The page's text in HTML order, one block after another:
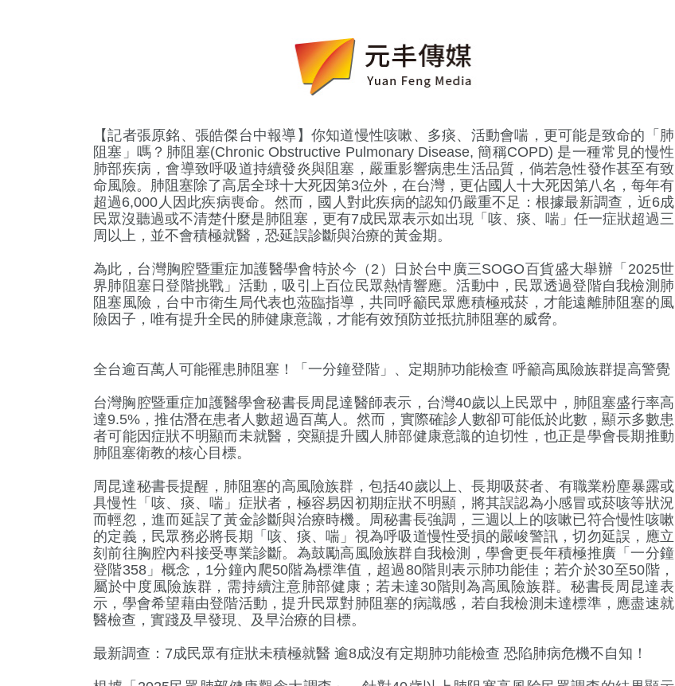
【記者張原銘、張皓傑台中報導】你知道慢性咳嗽、多痰、活動會喘，更可能是致命的「肺
阻塞」嗎？肺阻塞(Chronic Obstructive Pulmonary Disease, 簡稱COPD) 是一種常見的慢性
肺部疾病，會導致呼吸道持續發炎與阻塞，嚴重影響病患生活品質，倘若急性發作甚至有致
命風險。肺阻塞除了高居全球十大死因第3位外，在台灣，更佔國人十大死因第八名，每年有
超過6,000人因此疾病喪命。然而，國人對此疾病的認知仍嚴重不足：根據最新調查，近6成
民眾沒聽過或不清楚什麼是肺阻塞，更有7成民眾表示如出現「咳、痰、喘」任一症狀超過三
周以上，並不會積極就醫，恐延誤診斷與治療的黃金期。
為此，台灣胸腔暨重症加護醫學會特於今（2）日於台中廣三SOGO百貨盛大舉辦「2025世
界肺阻塞日登階挑戰」活動，吸引上百位民眾熱情響應。活動中，民眾透過登階自我檢測肺
阻塞風險，台中市衛生局代表也蒞臨指導，共同呼籲民眾應積極戒菸，才能遠離肺阻塞的風
險因子，唯有提升全民的肺健康意識，才能有效預防並抵抗肺阻塞的威脅。
全台逾百萬人可能罹患肺阻塞！「一分鐘登階」、定期肺功能檢查 呼籲高風險族群提高警覺
台灣胸腔暨重症加護醫學會秘書長周昆達醫師表示，台灣40歲以上民眾中，肺阻塞盛行率高
達9.5%，推估潛在患者人數超過百萬人。然而，實際確診人數卻可能低於此數，顯示多數患
者可能因症狀不明顯而未就醫，突顯提升國人肺部健康意識的迫切性，也正是學會長期推動
肺阻塞衛教的核心目標。
周昆達秘書長提醒，肺阻塞的高風險族群，包括40歲以上、長期吸菸者、有職業粉塵暴露或
具慢性「咳、痰、喘」症狀者，極容易因初期症狀不明顯，將其誤認為小感冒或菸咳等狀況
而輕忽，進而延誤了黃金診斷與治療時機。周秘書長強調，三週以上的咳嗽已符合慢性咳嗽
的定義，民眾務必將長期「咳、痰、喘」視為呼吸道慢性受損的嚴峻警訊，切勿延誤，應立
刻前往胸腔內科接受專業診斷。為鼓勵高風險族群自我檢測，學會更長年積極推廣「一分鐘
登階358」概念，1分鐘內爬50階為標準值，超過80階則表示肺功能佳；若介於30至50階，
屬於中度風險族群，需持續注意肺部健康；若未達30階則為高風險族群。秘書長周昆達表
示，學會希望藉由登階活動，提升民眾對肺阻塞的病識感，若自我檢測未達標準，應盡速就
醫檢查，實踐及早發現、及早治療的目標。
最新調查：7成民眾有症狀未積極就醫 逾8成沒有定期肺功能檢查 恐陷肺病危機不自知！
1212+ 16+
2024總統大選
281+
藝文
1802+
生活
75
美食 綜合
4+
流專區